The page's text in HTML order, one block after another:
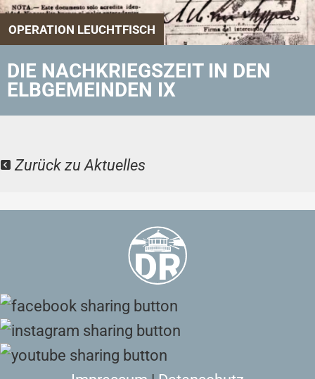
OPERATION LEUCHTFISCH
DIE NACHKRIEGSZEIT IN DEN
ELBGEMEINDEN IX
Zurück zu Aktuelles